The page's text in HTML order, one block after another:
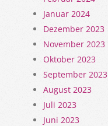
Januar 2024
Dezember 2023
November 2023
Oktober 2023
September 2023
August 2023
Juli 2023
Juni 2023